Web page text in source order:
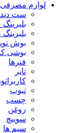
لوازم مصرفی
ست
بوش
بوشی
فنرها
تایر
کاربراتور
تیوپ
چسب
روغن
سوییچ
سیم ها